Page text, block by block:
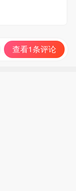
查看1条评论